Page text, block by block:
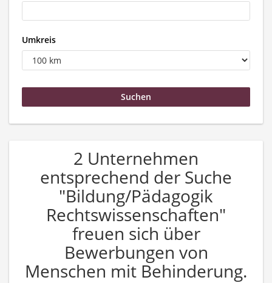
Umkreis
2 Unternehmen
entsprechend der Suche
"Bildung/Pädagogik
Rechtswissenschaften"
freuen sich über
Bewerbungen von
Menschen mit Behinderung.